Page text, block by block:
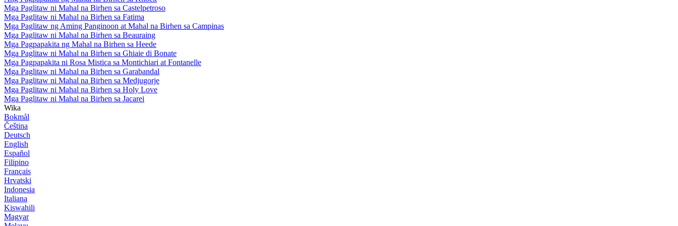
Mga Paglitaw ni Mahal na Birhen sa Castelpetroso
Mga Paglitaw ni Mahal na Birhen sa Fatima
Mga Paglitaw ng Aming Panginoon at Mahal na Birhen sa Campinas
Mga Paglitaw ni Mahal na Birhen sa Beauraing
Mga Pagpapakita ng Mahal na Birhen sa Heede
Mga Paglitaw ni Mahal na Birhen sa Ghiaie di Bonate
Mga Pagpapakita ni Rosa Mistica sa Montichiari at Fontanelle
Mga Paglitaw ni Mahal na Birhen sa Garabandal
Mga Paglitaw ni Mahal na Birhen sa Medjugorje
Mga Paglitaw ni Mahal na Birhen sa Holy Love
Mga Paglitaw ni Mahal na Birhen sa Jacarei
Wika
Bokmål
Čeština
Deutsch
English
Español
Filipino
Français
Hrvatski
Indonesia
Italiana
Kiswahili
Magyar